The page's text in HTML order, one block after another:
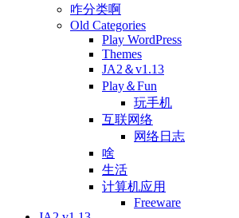
咋分类啊
Old Categories
Play WordPress
Themes
JA2＆v1.13
Play＆Fun
玩手机
互联网络
网络日志
啥
生活
计算机应用
Freeware